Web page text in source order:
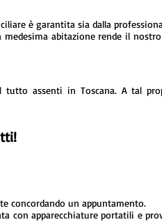
è garantita sia dalla
abitazione rende il
assenti in Toscana. A tal
concordando un appuntamento.
con apparecchiature portatili e